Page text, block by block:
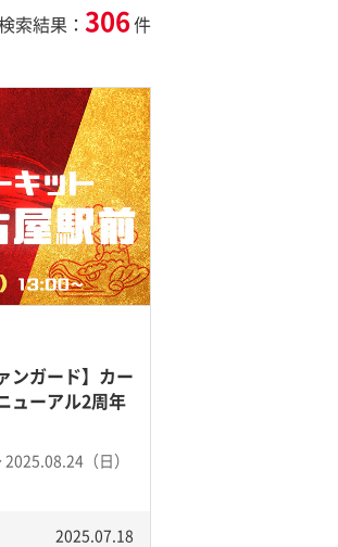
索結果： 306件
ンガード】カー
ューアル2周年
（日）
2025.07.18